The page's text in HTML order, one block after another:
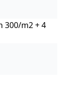
300/m2 + 4